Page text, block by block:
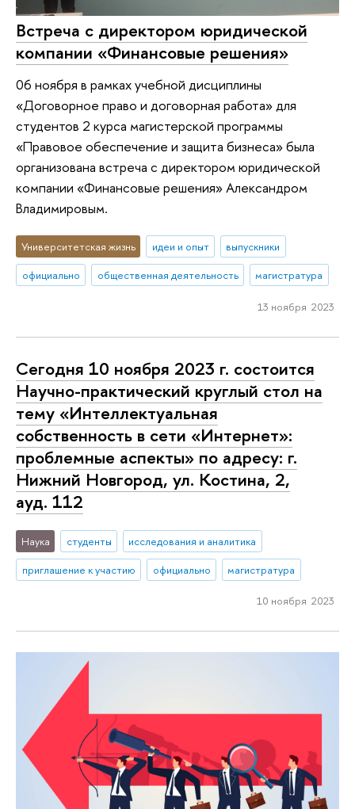
Встреча с директором юридической
компании «Финансовые решения»
06 ноября в рамках учебной дисциплины
«Договорное право и договорная работа» для
студентов 2 курса магистерской программы
«Правовое обеспечение и защита бизнеса» была
организована встреча с директором юридической
компании «Финансовые решения» Александром
Владимировым.
Университетская жизнь идеи и опыт
выпускники
официально
общественная деятельность магистратура
13 ноября 2023
Сегодня 10 ноября 2023 г. состоится
Научно-практический круглый стол на
тему «Интеллектуальная
собственность в сети «Интернет»:
проблемные аспекты» по адресу: г.
Нижний Новгород, ул. Костина, 2,
ауд. 112
Наука студенты
исследования и аналитика
приглашение к участию
официально магистратура
10 ноября 2023